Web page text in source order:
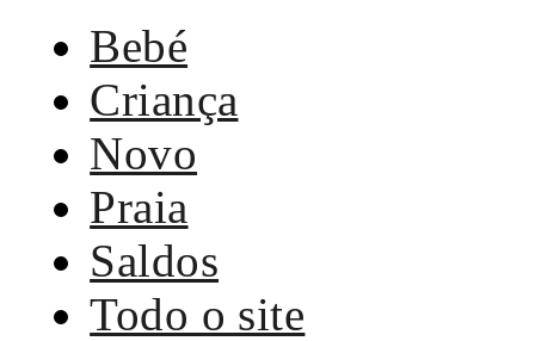
Bebé
Criança
Novo
Praia
Saldos
Todo o site